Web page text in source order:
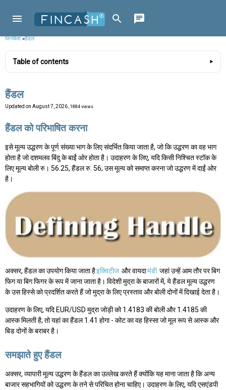
फिनकैश»हैंडल
Table of contents
हैंडल
Updated on August 7, 2026 , 1884 views
हैंडल को परिभाषित करना
इसे मूल्य उद्धरण के पूर्ण संख्या भाग के लिए संदर्भित किया जाता है, जो कि उद्धरण का वह भाग
होता है जो दशमलव बिंदु के बाईं ओर होता है। उदाहरण के लिए, यदि किसी निश्चित स्टॉक के
लिए मूल्य बोली रु। 56.25, हैंडल रु. 56; उस मूल्य को समाप्त करना जो उद्धरण में दाईं ओर
है।
अक्सर, हैंडल का उपयोग किया जाता हैइक्विटीज और वायदामंडी जहां उन्हें आम तौर पर बिग
फिग या बिग फिगर के रूप में जाना जाता है। विदेशी मुद्रा के बाजारों में, ये हैंडल मूल्य उद्धरण
के उस हिस्से को प्रदर्शित करते हैं जो मुद्रा के लिए प्रस्ताव और बोली दोनों में दिखाई देता है।
उदाहरण के लिए, यदि EUR/USD मुद्रा जोड़ी को 1.4183 की बोली और 1.4185 की
आस्क मिलती है; तो यहां का हैंडल 1.41 होगा - कोट का वह हिस्सा जो मूल रूप से आस्क और
बिड दोनों के बराबर है।
समझाते हुए हैंडल
अक्सर, व्यापारी मूल्य उद्धरण के हैंडल का उल्लेख करते हैं क्योंकि यह माना जाता है कि अन्य
बाजार सहभागियों को उद्धरण के तने से परिचित होना चाहिए। उदाहरण के लिए, यदि एसएंडपी